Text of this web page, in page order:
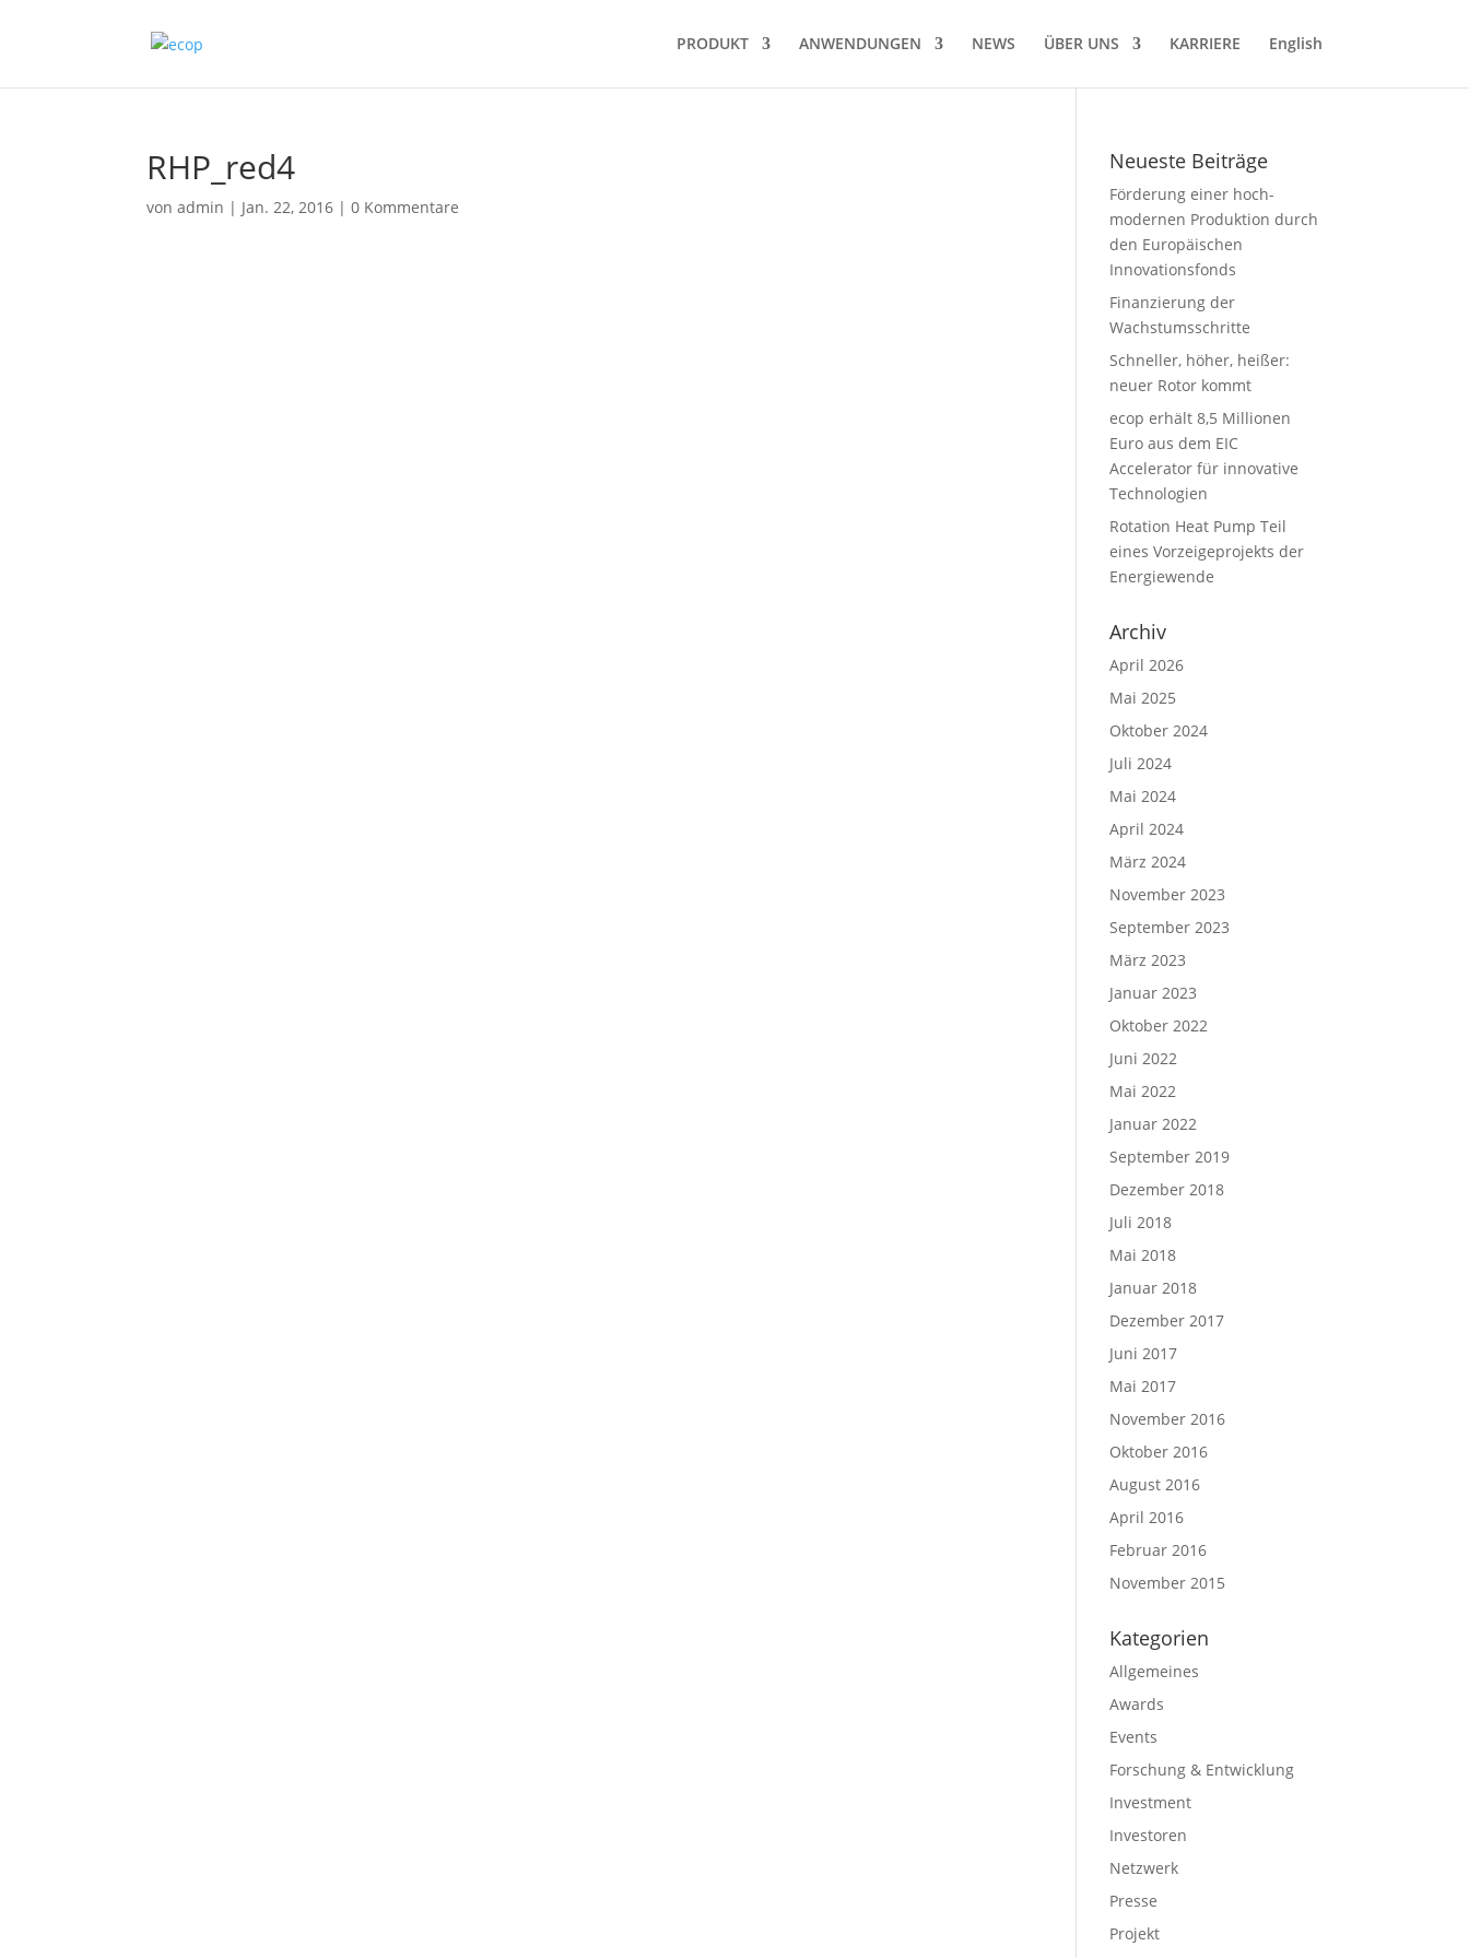
PRODUKT ANWENDUNGEN NEWS ÜBER UNS KARRIERE English
RHP_red4
vonadmin | Jan. 22, 2016 |0 Kommentare
Neueste Beiträge
Förderung einer hoch-
modernen Produktion durch
den Europäischen
Innovationsfonds
Finanzierung der
Wachstumsschritte
Schneller, höher, heißer:
neuer Rotor kommt
ecop erhält 8,5 Millionen
Euro aus dem EIC
Accelerator für innovative
Technologien
Rotation Heat Pump Teil
eines Vorzeigeprojekts der
Energiewende
Archiv
April 2026
Mai 2025
Oktober 2024
Juli 2024
Mai 2024
April 2024
März 2024
November 2023
September 2023
März 2023
Januar 2023
Oktober 2022
Juni 2022
Mai 2022
Januar 2022
September 2019
Dezember 2018
Juli 2018
Mai 2018
Januar 2018
Dezember 2017
Juni 2017
Mai 2017
November 2016
Oktober 2016
August 2016
April 2016
Februar 2016
November 2015
Kategorien
Allgemeines
Awards
Events
Forschung & Entwicklung
Investment
Investoren
Netzwerk
Presse
Projekt